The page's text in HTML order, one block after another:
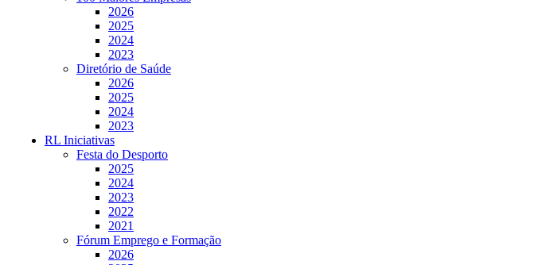
2026
2025
2024
2023
Diretório de Saúde
2026
2025
2024
2023
RL Iniciativas
Festa do Desporto
2025
2024
2023
2022
2021
Fórum Emprego e Formação
2026